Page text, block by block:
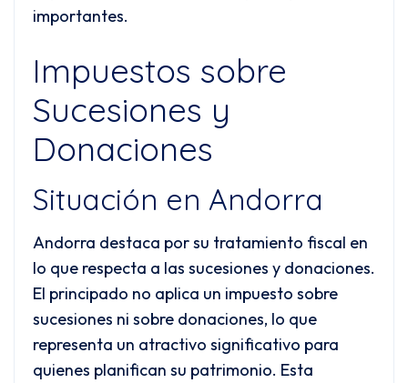
importantes.
Impuestos sobre
Sucesiones y
Donaciones
Situación en Andorra
Andorra destaca por su tratamiento fiscal en
lo que respecta a las sucesiones y donaciones.
El principado no aplica un impuesto sobre
sucesiones ni sobre donaciones, lo que
representa un atractivo significativo para
quienes planifican su patrimonio. Esta